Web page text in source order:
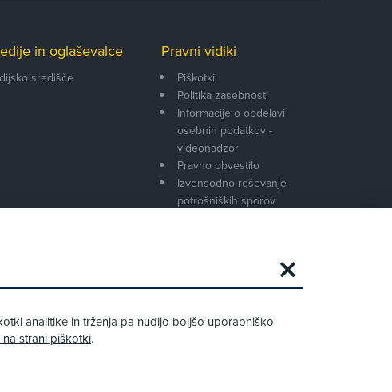
Obstoječi in novi AMZS člani, ki boste v
in oglaševalce
središče
Pravni vidiki
Piškotki
Politika zasebnosti
Informacije o obdelavi
osebnih podatkov -
videonadzor
Pravno obvestilo
Izvensodno reševanje
potrošniških sporov
analitike in trženja pa nudijo boljšo uporabniško
strani piškotki.